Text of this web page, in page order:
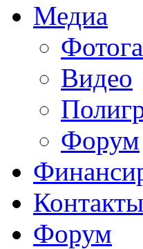
Медиа
Видео
Форум
Контакты
Форум